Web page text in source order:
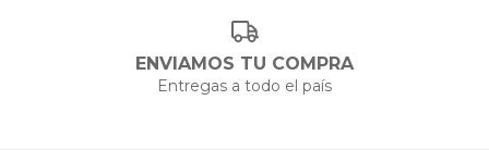
ENVIAMOS TU COMPRA
Entregas a todo el país